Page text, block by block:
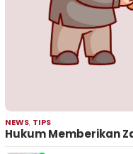
NEWS, TIPS
Hukum Memberikan